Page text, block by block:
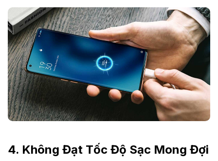
4. Không Đạt Tốc Độ Sạc Mong Đợi